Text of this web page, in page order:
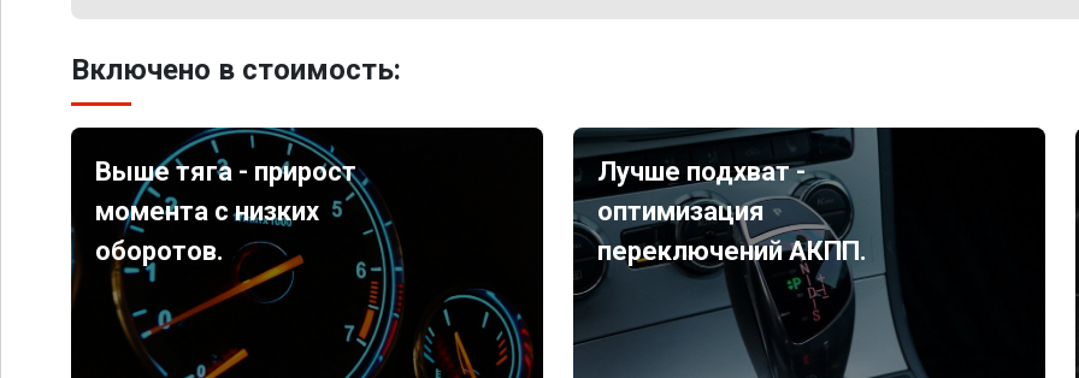
Включено в стоимость:
Выше тяга - прирост
момента с низких
оборотов.
Лучше подхват -
оптимизация
переключений АКПП.